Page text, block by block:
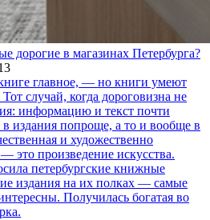
дорогие в магазинах Петербурга?
главное, — но книги умеют
случай, когда дороговизна не
информацию и текст почти
издания попроще, а то и вообще в
и художественно
это произведение искусства.
петербургские книжные
издания на их полках — самые
Получилась богатая во